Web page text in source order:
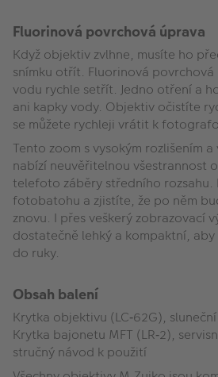
Fluorinová povrchová úprava
Když objektiv zvlhne, musíte ho
snímku otřít. Fluorinová povrchová
vodu rychle setřít. Jedno otření a
ani kapky vody. Objektiv očistíte
se můžete rychleji vrátit k
Tento zoom s vysokým rozlišením
nabízí neuvěřitelnou všestrannost
telefoto záběry středního rozsahu.
fotobatohu a zjistíte, že po něm
znovu. I přes veškerý zobrazovací
dostatečně lehký a kompaktní,
do ruky.
Obsah balení
Krytka objektivu (LC‑62G),
Krytka bajonetu MFT (LR‑2),
stručný návod k použití